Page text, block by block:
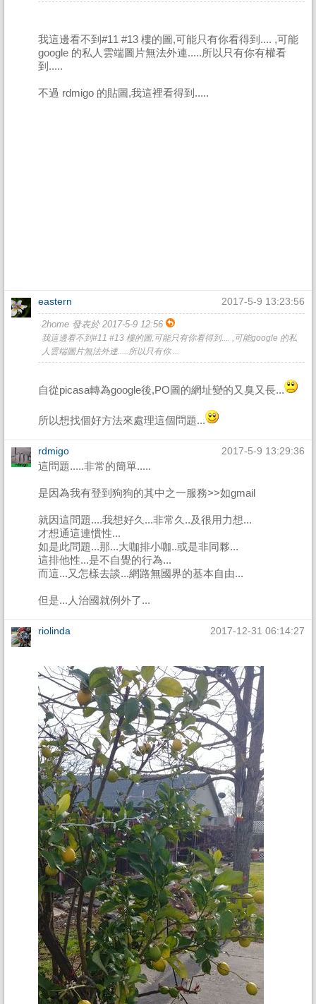
我這邊看不到#11 #13 樓的圖,可能只有你看得到.... ,可能
google 的私人雲端圖片無法外連.....所以只有你有權看
到.....
不過 rdmigo 的貼圖,我這裡看得到.....
eastern 2017-5-9 13:23:56
2home 發表於 2017-5-9 12:56
我這邊看不到#11 #13 樓的圖,可能只有你看得到.... ,可能google 的私
人雲端圖片無法外連.....所以只有你 ...
自從picasa轉為google後,PO圖的網址變的又臭又長...
所以想找個好方法來處理這個問題...
rdmigo 2017-5-9 13:29:36
這問題.....非常的簡單.....
是因為我有登到狗狗的其中之一服務>>如gmail
就因這問題....我想好久...非常久..及很用力想...
才想通這連慣性...
如是此問題...那...大咖排小咖..或是非同夥...
這排他性...是不自覺的行為...
而這...又怎樣去談...網路無國界的基本自由...
但是...人治國就例外了...
riolinda 2017-12-31 06:14:27